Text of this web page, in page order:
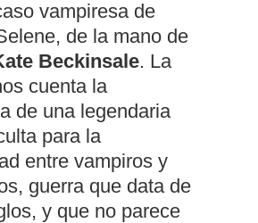
vampiresa de
de la mano de
Beckinsale. La
cuenta la
de una legendaria
para la
entre vampiros y
guerra que data de
y que no parece